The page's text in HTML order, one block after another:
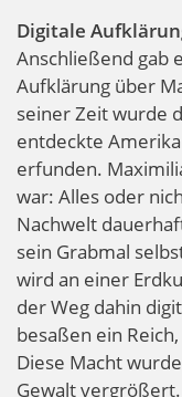
Digitale
Anschließend gab
Aufklärung über
seiner Zeit wurde
entdeckte
erfunden.
war: Alles oder
Nachwelt
sein Grabmal
wird an einer
der Weg dahin
besaßen ein
Diese Macht
Gewalt